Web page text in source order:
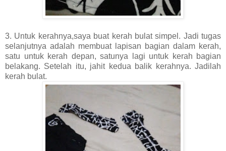
3. Untuk kerahnya,saya buat kerah bulat simpel. Jadi tugas
selanjutnya adalah membuat lapisan bagian dalam kerah,
satu untuk kerah depan, satunya lagi untuk kerah bagian
belakang. Setelah itu, jahit kedua balik kerahnya. Jadilah
kerah bulat.